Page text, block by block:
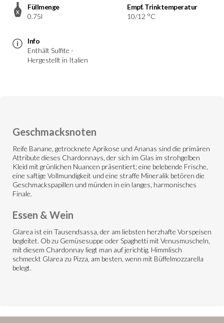
Füllmenge
0.75l
Empf. Trinktemperatur
10/12 °C
Info
Enthält Sulfite -
Hergestellt in Italien
Geschmacksnoten
Reife Banane, getrocknete Aprikose und Ananas sind die primären
Attribute dieses Chardonnays, der sich im Glas im strohgelben
Kleid mit grünlichen Nuancen präsentiert; eine belebende Frische,
eine saftige Vollmundigkeit und eine straffe Mineralik betören die
Geschmackspapillen und münden in ein langes, harmonisches
Finale.
Essen & Wein
Glarea ist ein Tausendsassa, der am liebsten herzhafte Vorspeisen
begleitet. Ob zu Gemüsesuppe oder Spaghetti mit Venusmuscheln,
mit diesem Chardonnay liegt man auf jerichtig. Himmlisch
schmeckt Glarea zu Pizza, am besten, wenn mit Büffelmozzarella
belegt.